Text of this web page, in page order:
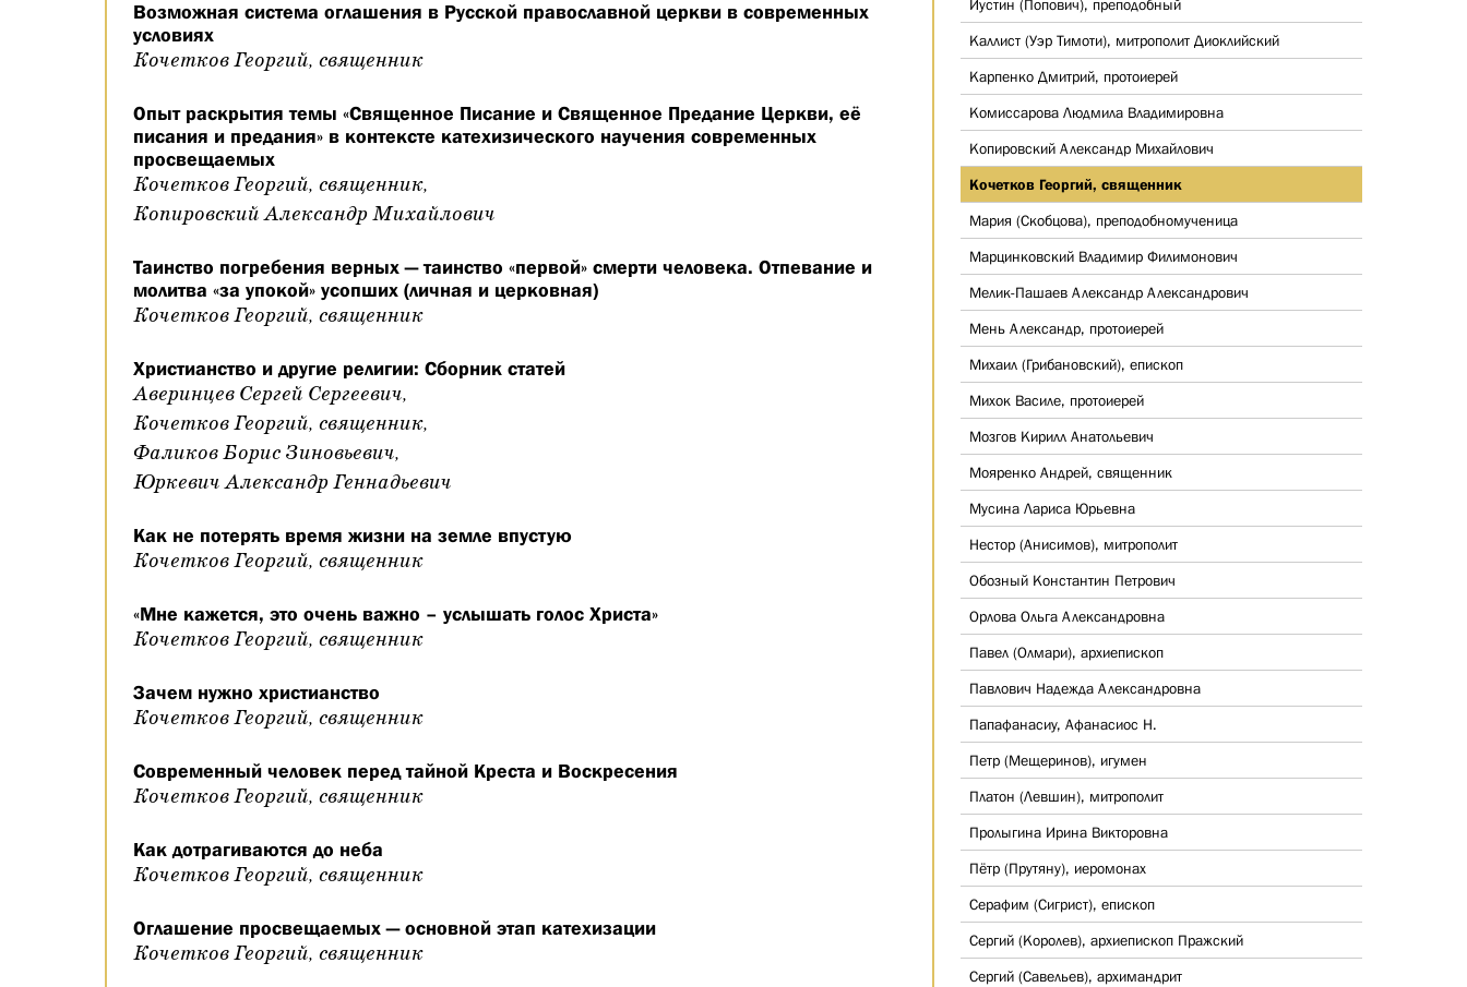
Возможная система оглашения в Русской православной церкви в современных
условиях
Кочетков Георгий, священник
Опыт раскрытия темы «Священное Писание и Священное Предание Церкви, её
писания и предания» в контексте катехизического научения современных
просвещаемых
Кочетков Георгий, священник,
Копировский Александр Михайлович
Таинство погребения верных — таинство «первой» смерти человека. Отпевание и
молитва «за упокой» усопших (личная и церковная)
Кочетков Георгий, священник
Христианство и другие религии: Сборник статей
Аверинцев Сергей Сергеевич,
Кочетков Георгий, священник,
Фаликов Борис Зиновьевич,
Юркевич Александр Геннадьевич
Как не потерять время жизни на земле впустую
Кочетков Георгий, священник
«Мне кажется, это очень важно – услышать голос Христа»
Кочетков Георгий, священник
Зачем нужно христианство
Кочетков Георгий, священник
Современный человек перед тайной Креста и Воскресения
Кочетков Георгий, священник
Как дотрагиваются до неба
Кочетков Георгий, священник
Оглашение просвещаемых — основной этап катехизации
Кочетков Георгий, священник
Иустин (Попович), преподобный
Каллист (Уэр Тимоти), митрополит Диоклийский
Карпенко Дмитрий, протоиерей
Комиссарова Людмила Владимировна
Копировский Александр Михайлович
Кочетков Георгий, священник
Мария (Скобцова), преподобномученица
Марцинковский Владимир Филимонович
Мелик-Пашаев Александр Александрович
Мень Александр, протоиерей
Михаил (Грибановский), епископ
Михок Василе, протоиерей
Мозгов Кирилл Анатольевич
Мояренко Андрей, священник
Мусина Лариса Юрьевна
Нестор (Анисимов), митрополит
Обозный Константин Петрович
Орлова Ольга Александровна
Павел (Олмари), архиепископ
Павлович Надежда Александровна
Папафанасиу, Афанасиос Н.
Петр (Мещеринов), игумен
Платон (Левшин), митрополит
Пролыгина Ирина Викторовна
Пётр (Прутяну), иеромонах
Серафим (Сигрист), епископ
Сергий (Королев), архиепископ Пражский
Сергий (Савельев), архимандрит